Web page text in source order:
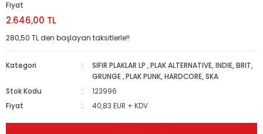
Fiyat
2.646,00 TL
280,50 TL den başlayan taksitlerle!!
Kategori SIFIR PLAKLAR LP ,PLAK ALTERNATIVE, INDIE, BRIT,
GRUNGE ,PLAK PUNK, HARDCORE, SKA
Stok Kodu
123996
Fiyat
40,83 EUR + KDV